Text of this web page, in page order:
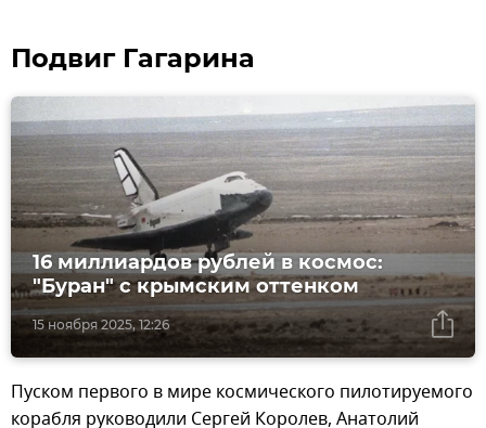
Подвиг Гагарина
15 ноября 2025, 12:26
16 миллиардов рублей в космос:
"Буран" с крымским оттенком
Пуском первого в мире космического пилотируемого
корабля руководили Сергей Королев, Анатолий